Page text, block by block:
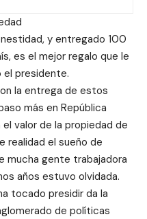
y entregado 100
es el mejor regalo que le
el presidente.
la entrega de estos
más en República
valor de la propiedad de
realidad el sueño de
mucha gente trabajadora
años estuvo olvidada.
tocado presidir da la
de políticas